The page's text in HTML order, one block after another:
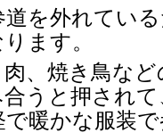
を外れてい
ます。
、焼き鳥な
うと押され
暖かな服装